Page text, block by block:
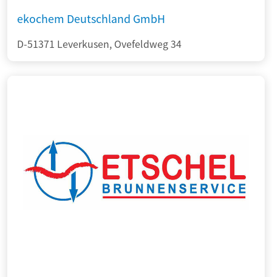
ekochem Deutschland GmbH
D-51371 Leverkusen, Ovefeldweg 34